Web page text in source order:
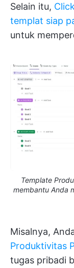
Selain itu,
templat siap
untuk
Template
membantu Anda
Misalnya,
Produktivitas
tugas pribadi